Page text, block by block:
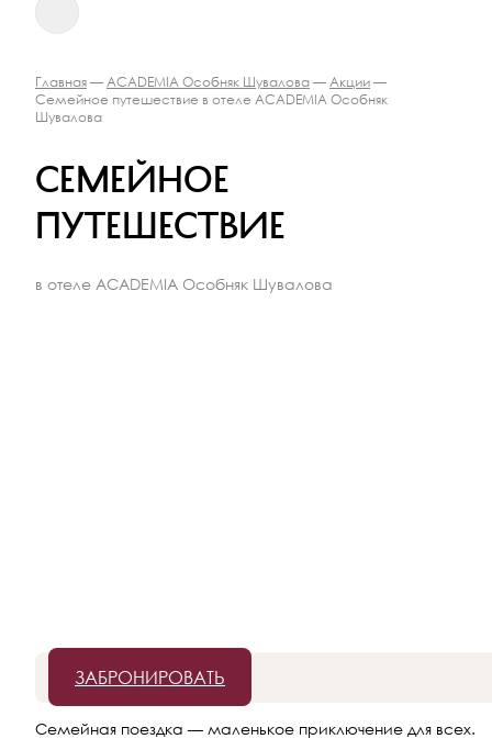
Главная—ACADEMIA Особняк Шувалова—Акции—
Семейное путешествие в отеле ACADEMIA Особняк
Шувалова
Семейное
путешествие
в отеле ACADEMIA Особняк Шувалова
ЗАБРОНИРОВАТЬ
Семейная поездка — маленькое приключение для всех.